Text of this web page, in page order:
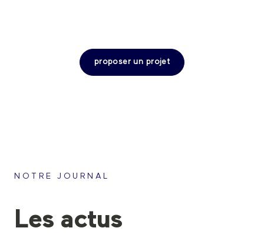
proposer un projet
NOTRE JOURNAL
Les actus